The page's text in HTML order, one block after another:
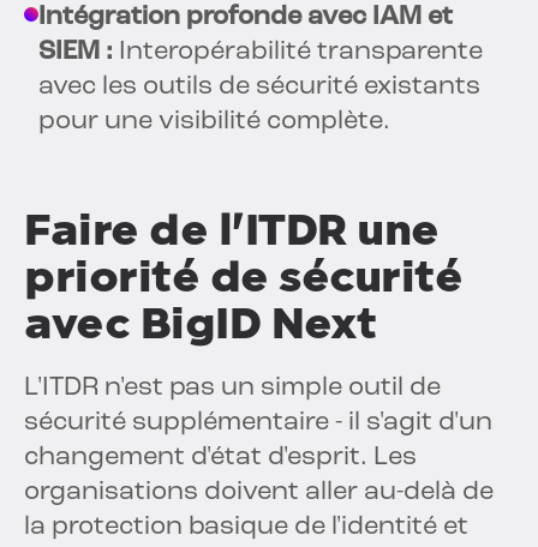
Intégration profonde avec IAM et
SIEM : Interopérabilité transparente
avec les outils de sécurité existants
pour une visibilité complète.
Faire de l'ITDR une
priorité de sécurité
avec BigID Next
L'ITDR n'est pas un simple outil de
sécurité supplémentaire - il s'agit d'un
changement d'état d'esprit. Les
organisations doivent aller au-delà de
la protection basique de l'identité et